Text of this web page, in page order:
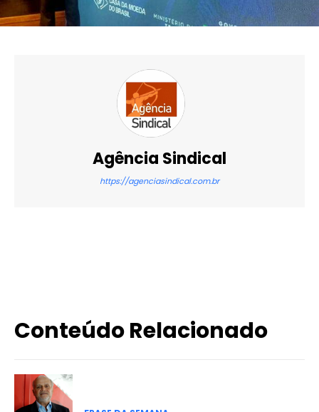
Agência Sindical
https://agenciasindical.com.br
Conteúdo Relacionado